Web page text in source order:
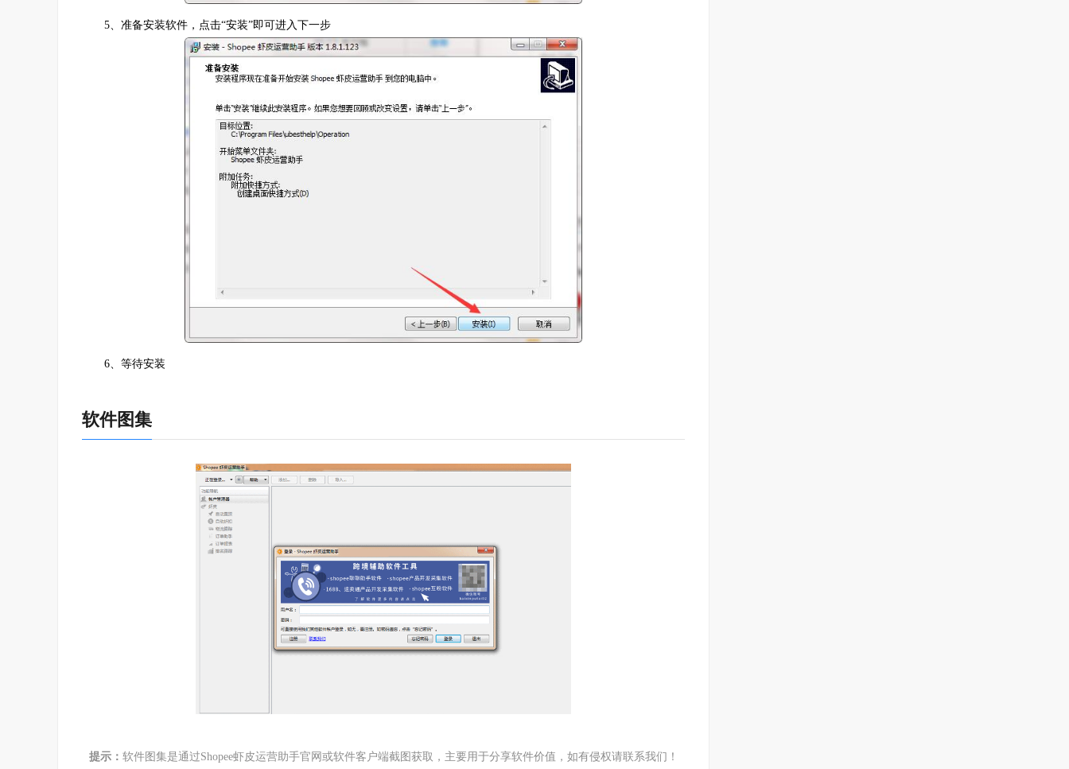
5、准备安装软件，点击“安装”即可进入下一步
6、等待安装
软件图集
提示： 软件图集是通过Shopee虾皮运营助手官网或软件客户端截图获取，主要用于分享软件价值，如有侵权请联系我们！